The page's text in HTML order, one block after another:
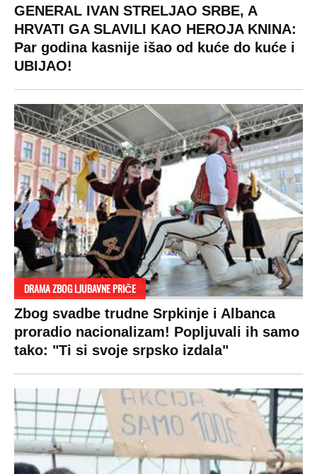
GENERAL IVAN STRELJAO SRBE, A
HRVATI GA SLAVILI KAO HEROJA KNINA:
Par godina kasnije išao od kuće do kuće i
UBIJAO!
DRAMA ZBOG LJUBAVNE PRIČE
Zbog svadbe trudne Srpkinje i Albanca
proradio nacionalizam! Popljuvali ih samo
tako: "Ti si svoje srpsko izdala"